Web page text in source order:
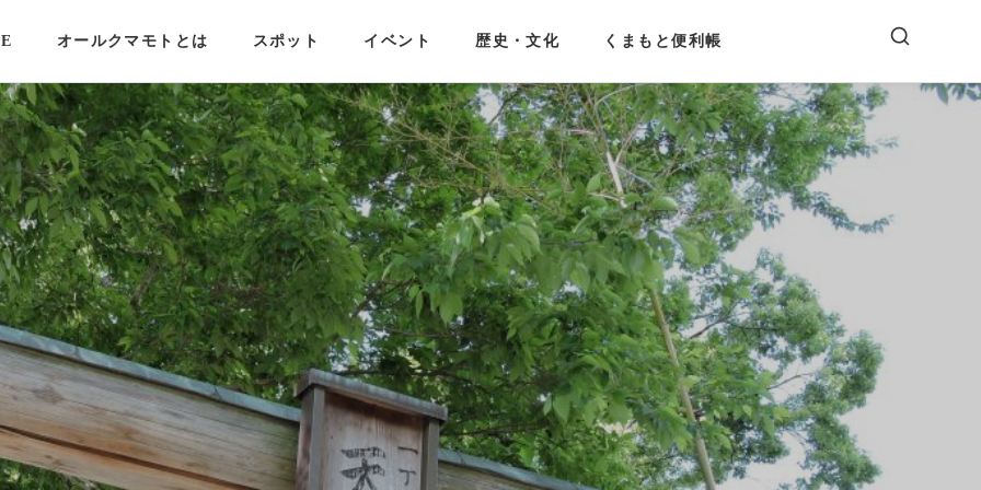
オールクマモトとは スポット イベント 歴史・文化 くまもと便利帳